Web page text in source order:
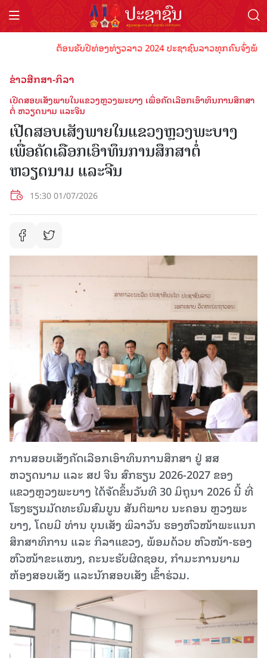
ຕ້ອນຮັບປີທ່ອງທ່ຽວລາວ 2024 ປະຊາຊົນລາວທຸກຄົນຈົ່ງພ້ອມ
ຂ່າວສືກສາ-ກິລາ
ເປີດສອບເສັງພາຍໃນແຂວງຫຼວງພະບາງ ເພື່ອຄັດເລືອກເອົາທຶນການສຶກສາ
ຕໍ່ ຫວຽດນາມ ແລະຈີນ
ເປີດສອບເສັງພາຍໃນແຂວງຫຼວງພະບາງ
ເພື່ອຄັດເລືອກເອົາທຶນການສຶກສາຕໍ່
ຫວຽດນາມ ແລະຈີນ
15:30 01/07/2026
ການສອບເສັງຄັດເລືອກເອົາທຶນການສຶກສາ ຢູ່ ສສ
ຫວຽດນາມ ແລະ ສປ ຈີນ ສົກຮຽນ 2026-2027 ຂອງ
ແຂວງຫຼວງພະບາງ ໄດ້ຈັດຂຶ້ນວັນທີ 30 ມິຖຸນາ 2026 ນີ້ ທີ່
ໂຮງຮຽນມັດທະຍົມສົມບູນ ສັນຕິພາບ ນະຄອນ ຫຼວງພະ
ບາງ, ໂດຍມີ ທ່ານ ບຸນເສັງ ພິລາວັນ ຮອງຫົວໜ້າພະແນກ
ສຶກສາທິການ ແລະ ກິລາແຂວງ, ພ້ອມດ້ວຍ ຫົວໜ້າ-ຮອງ
ຫົວໜ້າຂະແໜງ, ຄະນະຮັບຜິດຊອບ, ກຳມະການຍາມ
ຫ້ອງສອບເສັງ ແລະນັກສອບເສັງ ເຂົ້າຮ່ວມ.